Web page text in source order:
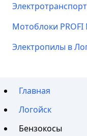
Мотоблоки PROFI
Электропилы в
Главная
Логойск
Бензокосы